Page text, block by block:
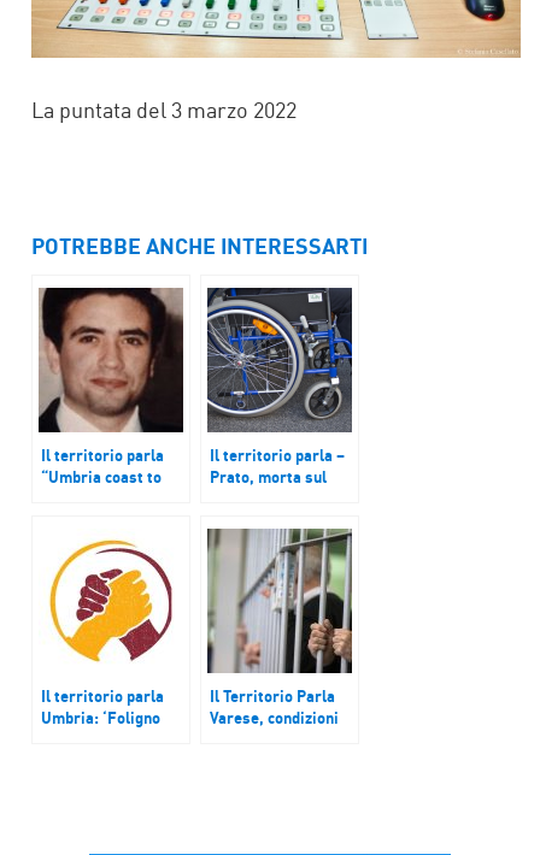
La puntata del 3 marzo 2022
POTREBBE ANCHE INTERESSARTI
Il territorio parla
“Umbria coast to
beatificazione di
Livatino
Il territorio parla –
Prato, morta sul
lavoro disabili: 50%
posti in meno in un
anno; Brescia:
volontariato in rete
per nuovi poveri
Il territorio parla
Umbria: ‘Foligno
Il Territorio Parla
Varese, condizioni